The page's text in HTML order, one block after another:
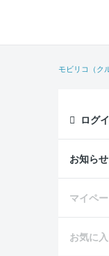
モビリコ（ク
ログ
お知らせ
マイペ
お気に